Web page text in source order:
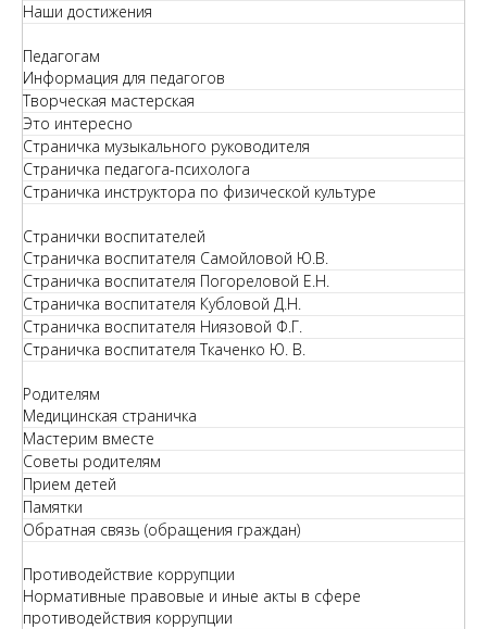
Наши достижения
Педагогам
Информация для педагогов
Творческая мастерская
Это интересно
Страничка музыкального руководителя
Страничка педагога-психолога
Страничка инструктора по физической культуре
Странички воспитателей
Страничка воспитателя Самойловой Ю.В.
Страничка воспитателя Погореловой Е.Н.
Страничка воспитателя Кубловой Д.Н.
Страничка воспитателя Ниязовой Ф.Г.
Страничка воспитателя Ткаченко Ю. В.
Родителям
Медицинская страничка
Мастерим вместе
Советы родителям
Прием детей
Памятки
Обратная связь (обращения граждан)
Противодействие коррупции
Нормативные правовые и иные акты в сфере
противодействия коррупции